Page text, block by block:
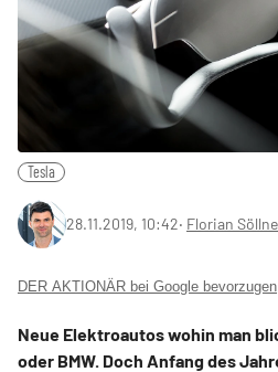
Tesla
28.11.2019, 10:42‧ Florian
DER AKTIONÄR bei Google bevorzugen
Neue Elektroautos wohin man
oder BMW. Doch Anfang des